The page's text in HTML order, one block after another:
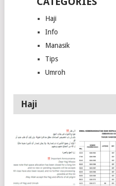
Haji
Info
Manasik
Tips
Umroh
Haji